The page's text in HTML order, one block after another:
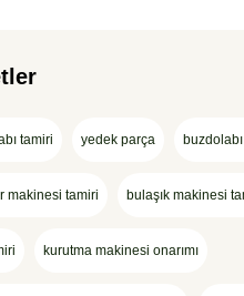
tamiri yedek parça buzdolabı
makinesi tamiri bulaşık makinesi
kurutma makinesi onarımı